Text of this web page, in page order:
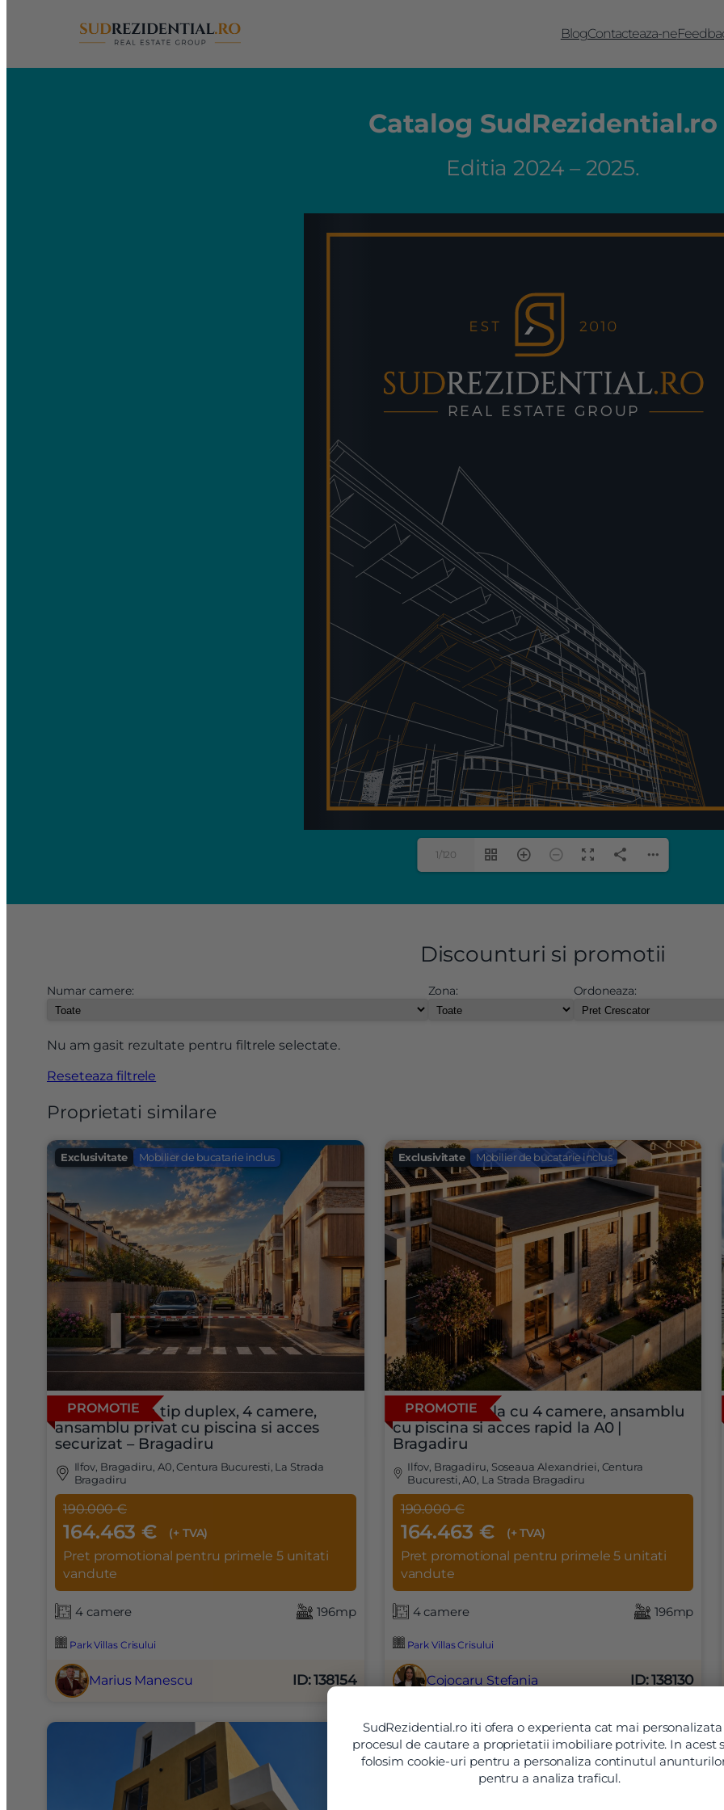
BlogContacteaza-ne
Catalog SudRezidential.ro
Editia 2024 – 2025.
1/120
Discounturi si promotii
Numar camere: Zona: Ordoneaza:
Nu am gasit rezultate pentru filtrele selectate.
Reseteaza filtrele
Proprietati similare
Exclusivitate Mobilier de bucatarie inclus
PROMOTIE
Vila moderna tip duplex, 4 camere,
ansamblu privat cu piscina si acces
securizat – Bragadiru
Ilfov, Bragadiru, A0, Centura Bucuresti, La Strada
Bragadiru
190.000 €
164.463 € (+ TVA)
Pret promotional pentru primele 5 unitati
vandute
4 camere 196mp
Park Villas Crisului
Marius Manescu ID: 138154
Exclusivitate Mobilier de bucatarie inclus
PROMOTIE
Vila individuala cu 4 camere, ansamblu
cu piscina si acces rapid la A0 |
Bragadiru
Ilfov, Bragadiru, Soseaua Alexandriei, Centura
Bucuresti, A0, La Strada Bragadiru
190.000 €
164.463 € (+ TVA)
Pret promotional pentru primele 5 unitati
vandute
4 camere 196mp
Park Villas Crisului
Cojocaru Stefania ID: 138130
SudRezidential.ro iti ofera o experienta cat mai personalizata
procesul de cautare a proprietatii imobiliare potrivite. In acest
folosim cookie-uri pentru a personaliza continutul
pentru a analiza traficul.
Vreau sa fiu contactat